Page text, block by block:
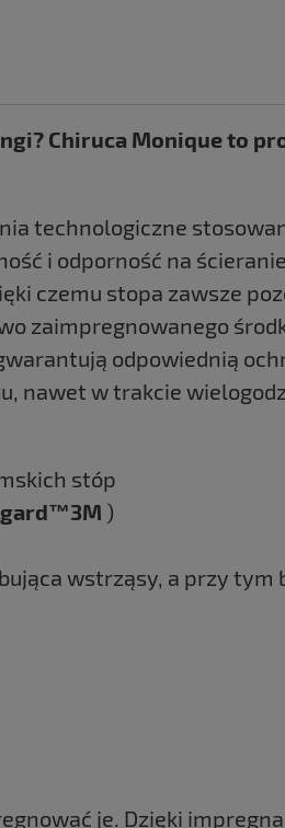
Chiruca Monique to
technologiczne
i odporność na
czemu stopa zawsze
zaimpregnowanego
odpowiednią
nawet w trakcie
stóp
)
wstrząsy, a przy tym
je. Dzięki